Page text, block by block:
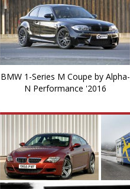
BMW 1-Series M Coupe by Alpha-
N Performance '2016